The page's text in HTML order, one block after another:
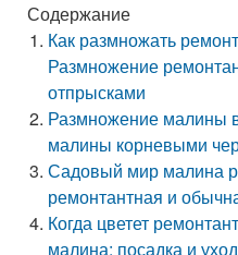
Содержание
Как размножать
Размножение
отпрысками
Размножение малины
малины корневыми
Садовый мир малина
ремонтантная и
Когда цветет
малина: посадка и